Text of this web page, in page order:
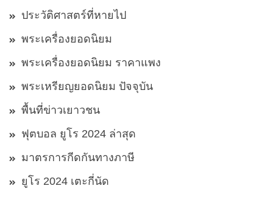
ประวัติศาสตร์ที่หายไป
พระเครื่องยอดนิยม
พระเครื่องยอดนิยม ราคาแพง
พระเหรียญยอดนิยม ปัจจุบัน
พื้นที่ข่าวเยาวชน
ฟุตบอล ยูโร 2024 ล่าสุด
มาตรการกีดกันทางภาษี
ยูโร 2024 เตะกี่นัด